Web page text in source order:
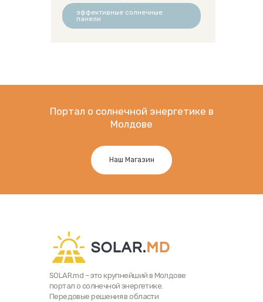
эффективные солнечные
панели
Портал о солнечной энергетике в
Молдове
Наш Магазин
SOLAR.md – это крупнейший в Молдове
портал о солнечной энергетике.
Передовые решения в области